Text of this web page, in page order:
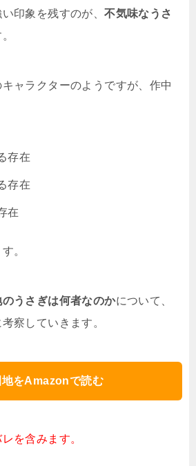
印象を残すのが、不気味なうさ
ャラクターのようですが、作中
存在
存在
在
。
うさぎは何者なのかについて、
察していきます。
地をAmazonで読む
を含みます。